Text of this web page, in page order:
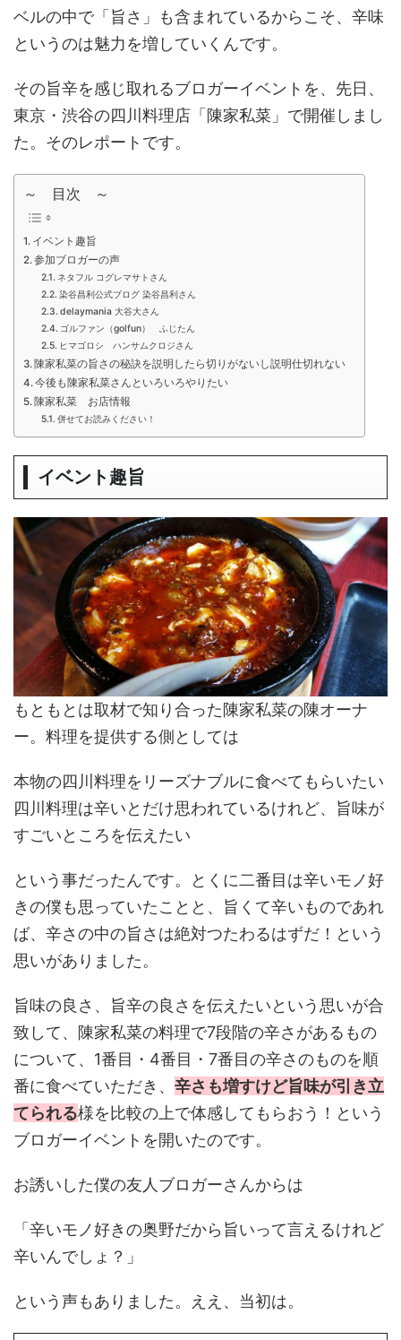
ベルの中で「旨さ」も含まれているからこそ、辛味
というのは魅力を増していくんです。
その旨辛を感じ取れるブロガーイベントを、先日、
東京・渋谷の四川料理店「陳家私菜」で開催しまし
た。そのレポートです。
～ 目次 ～
イベント趣旨
参加ブロガーの声
ネタフル コグレマサトさん
染谷昌利公式ブログ 染谷昌利さん
delaymania 大谷大さん
ゴルファン（golfun） ふじたん
ヒマゴロシ ハンサムクロジさん
陳家私菜の旨さの秘訣を説明したら切りがないし説明仕切れない
今後も陳家私菜さんといろいろやりたい
陳家私菜 お店情報
併せてお読みください！
イベント趣旨
もともとは取材で知り合った陳家私菜の陳オーナ
ー。料理を提供する側としては
本物の四川料理をリーズナブルに食べてもらいたい
四川料理は辛いとだけ思われているけれど、旨味が
すごいところを伝えたい
という事だったんです。とくに二番目は辛いモノ好
きの僕も思っていたことと、旨くて辛いものであれ
ば、辛さの中の旨さは絶対つたわるはずだ！という
思いがありました。
旨味の良さ、旨辛の良さを伝えたいという思いが合
致して、陳家私菜の料理で7段階の辛さがあるもの
について、1番目・4番目・7番目の辛さのものを順
番に食べていただき、 辛さも増すけど旨味が引き立
てられる様を比較の上で体感してもらおう！という
ブロガーイベントを開いたのです。
お誘いした僕の友人ブロガーさんからは
「辛いモノ好きの奥野だから旨いって言えるけれど
辛いんでしょ？」
という声もありました。ええ、当初は。